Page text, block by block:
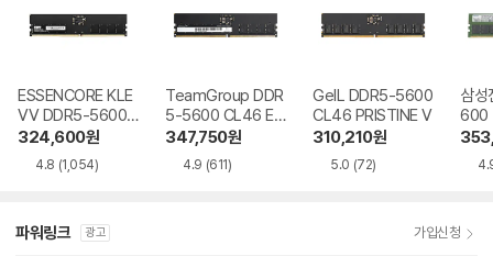
ESSENCORE KLE
VV DDR5-5600
CL46 파인인포
324,600원
4.8 (1,054)
TeamGroup DDR
5-5600 CL46 Elit
e 서린
347,750원
4.9 (611)
GeIL DDR5-5600
CL46 PRISTINE V
310,210원
5.0 (72)
삼
600
파워링크 광고 가입신청